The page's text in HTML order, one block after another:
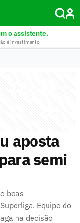
o assistente.
é investimento
aposta
semi
boas
Equipe do
na decisão